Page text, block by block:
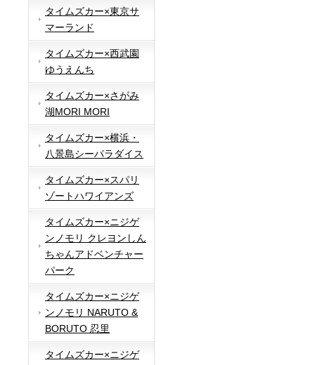
タイムズカー×東京サ
マーランド
タイムズカー×西武園
ゆうえんち
タイムズカー×さがみ
湖MORI MORI
タイムズカー×横浜・
八景島シーパラダイス
タイムズカー×スパリ
ゾートハワイアンズ
タイムズカー×ニジゲ
ンノモリ クレヨンしん
ちゃんアドベンチャー
パーク
タイムズカー×ニジゲ
ンノモリ NARUTO &
BORUTO 忍里
タイムズカー×ニジゲ